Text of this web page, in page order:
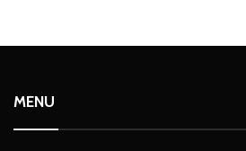
MENU